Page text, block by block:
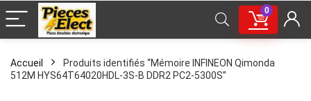
0
Accueil
Produits identifiés “Mémoire INFINEON Qimonda
512M HYS64T64020HDL-3S-B DDR2 PC2-5300S”